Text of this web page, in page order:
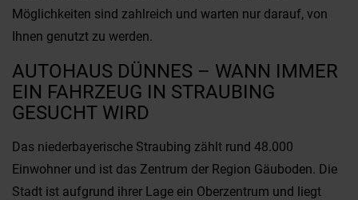
Möglichkeiten sind zahlreich und warten nur darauf, von
Ihnen genutzt zu werden.
AUTOHAUS DÜNNES – WANN IMMER
EIN FAHRZEUG IN STRAUBING
GESUCHT WIRD
Das niederbayerische Straubing zählt rund 48.000
Einwohner und ist das Zentrum der Region Gäuboden. Die
Stadt ist aufgrund ihrer Lage ein Oberzentrum und liegt